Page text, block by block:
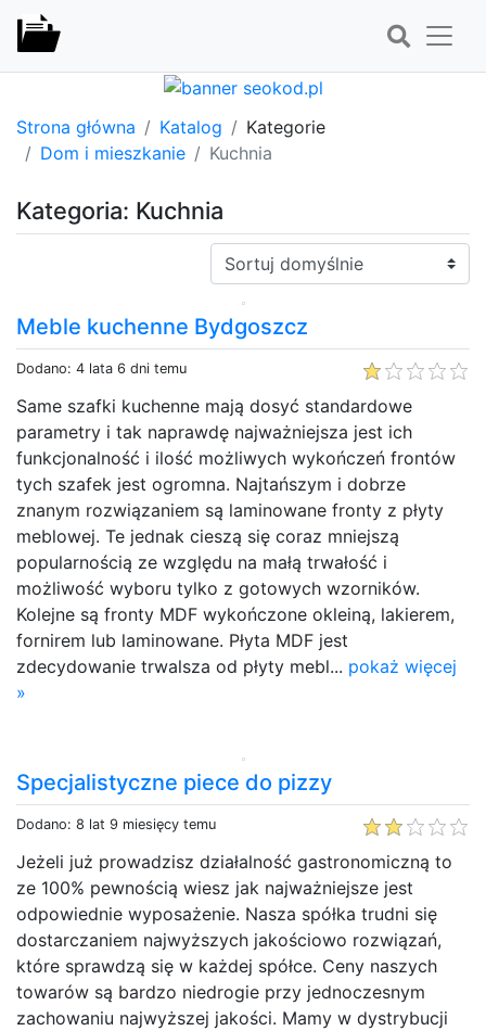
Strona główna Katalog
Kategorie
Dom i mieszkanie
Kuchnia
Kategoria: Kuchnia
Sortuj:
Meble kuchenne Bydgoszcz
Dodano: 4 lata 6 dni temu
Same szafki kuchenne mają dosyć standardowe
parametry i tak naprawdę najważniejsza jest ich
funkcjonalność i ilość możliwych wykończeń frontów
tych szafek jest ogromna. Najtańszym i dobrze
znanym rozwiązaniem są laminowane fronty z płyty
meblowej. Te jednak cieszą się coraz mniejszą
popularnością ze względu na małą trwałość i
możliwość wyboru tylko z gotowych wzorników.
Kolejne są fronty MDF wykończone okleiną, lakierem,
fornirem lub laminowane. Płyta MDF jest
zdecydowanie trwalsza od płyty mebl... pokaż więcej
»
Specjalistyczne piece do pizzy
Dodano: 8 lat 9 miesięcy temu
Jeżeli już prowadzisz działalność gastronomiczną to
ze 100% pewnością wiesz jak najważniejsze jest
odpowiednie wyposażenie. Nasza spółka trudni się
dostarczaniem najwyższych jakościowo rozwiązań,
które sprawdzą się w każdej spółce. Ceny naszych
towarów są bardzo niedrogie przy jednoczesnym
zachowaniu najwyższej jakości. Mamy w dystrybucji